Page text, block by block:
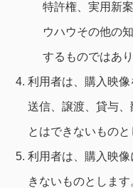
特許権、実用新
ウハウその他の
するものではあり
利用者は、購入映像
送信、譲渡、貸与
とはできないものと
利用者は、購入映
きないものとします